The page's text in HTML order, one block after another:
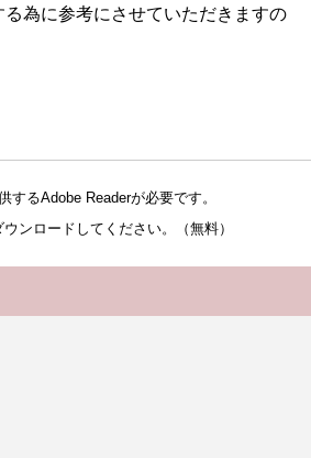
為に参考にさせていただきますの
るAdobe Readerが必要です。
ンロードしてください。（無料）